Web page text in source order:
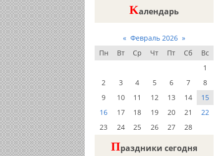
Kалендарь
« Февраль 2026 »
Пн
Вт Ср Чт Пт Сб
Вс
1
2
3 4 5 6 7
8
9
10 11 12 13 14
15
16
17 18 19 20 21
22
23
24 25 26 27 28
Праздники сегодня